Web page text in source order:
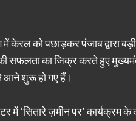
में केरल को पछाड़कर पंजाब
की सफलता का जिक्र करते हुए
आने शुरू हो गए हैं।
में ‘सितारे ज़मीन पर’ कार्यक्रम